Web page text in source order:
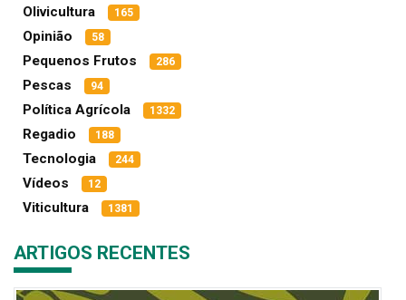
Olivicultura 165
Opinião 58
Pequenos Frutos 286
Pescas 94
Política Agrícola 1332
Regadio 188
Tecnologia 244
Vídeos 12
Viticultura 1381
ARTIGOS RECENTES